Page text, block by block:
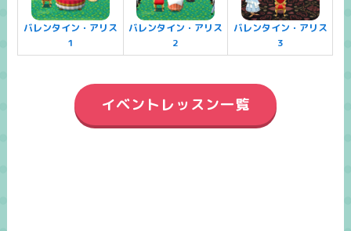
バレンタイン・アリス
1
バレンタイン・アリス
2
バレンタイン・アリス
3
イベントレッスン一覧